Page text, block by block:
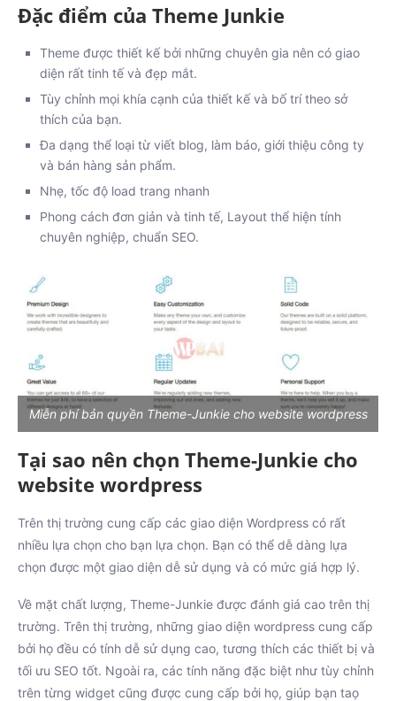
Đặc điểm của Theme Junkie
Theme được thiết kế bởi những chuyên gia nên có giao
diện rất tinh tế và đẹp mắt.
Tùy chỉnh mọi khía cạnh của thiết kế và bố trí theo sở
thích của bạn.
Đa dạng thể loại từ viết blog, làm báo, giới thiệu công ty
và bán hàng sản phẩm.
Nhẹ, tốc độ load trang nhanh
Phong cách đơn giản và tinh tế, Layout thể hiện tính
chuyên nghiệp, chuẩn SEO.
Miễn phí bản quyền Theme-Junkie cho website wordpress
Tại sao nên chọn Theme-Junkie cho
website wordpress
Trên thị trường cung cấp các giao diện Wordpress có rất
nhiều lựa chọn cho bạn lựa chọn. Bạn có thể dễ dàng lựa
chọn được một giao diện dễ sử dụng và có mức giá hợp lý.
Về mặt chất lượng, Theme-Junkie được đánh giá cao trên thị
trường. Trên thị trường, những giao diện wordpress cung cấp
bởi họ đều có tính dễ sử dụng cao, tương thích các thiết bị và
tối ưu SEO tốt. Ngoài ra, các tính năng đặc biệt như tùy chỉnh
trên từng widget cũng được cung cấp bởi họ, giúp bạn taọ